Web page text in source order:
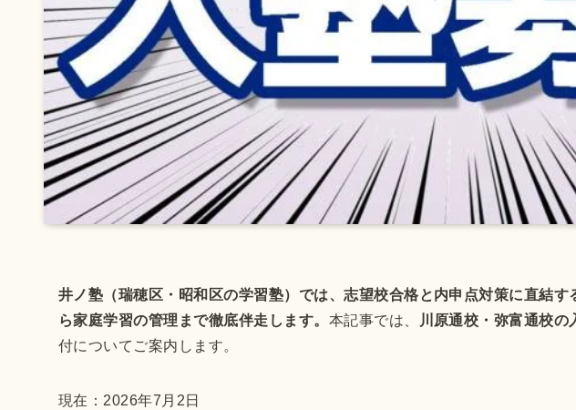
井ノ塾（瑞穂区・昭和区の学習塾）では、志望校合格と内申点対策に直結
ら家庭学習の管理まで徹底伴走します。 本記事では、 川原通校・弥富通校の
付についてご案内します。
現在：2026年7月2日